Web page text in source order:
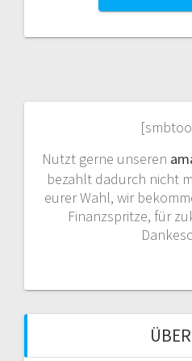
Nutzt gerne unseren
bezahlt dadurch nicht
eurer Wahl, wir
Finanzspritze, für